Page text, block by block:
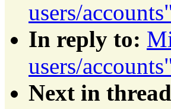
users/
In reply to:
users/
Next in